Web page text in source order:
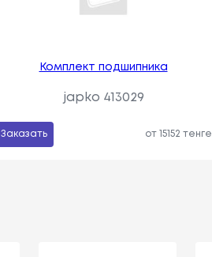
Комплект подшипника
japko 413029
Заказать от 15152 тенге